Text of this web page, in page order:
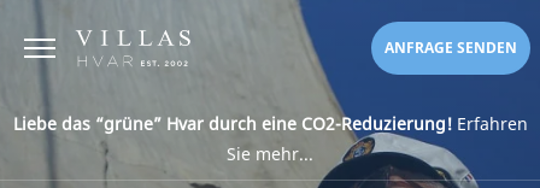
ANFRAGE SENDEN
Liebe das “grüne” Hvar durch eine CO2-Reduzierung!Erfahren
Sie mehr...